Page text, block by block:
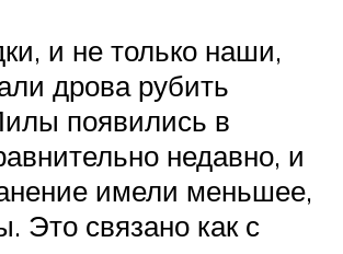
и не только наши,
дрова рубить
появились в
недавно, и
имели меньшее,
Это связано как с